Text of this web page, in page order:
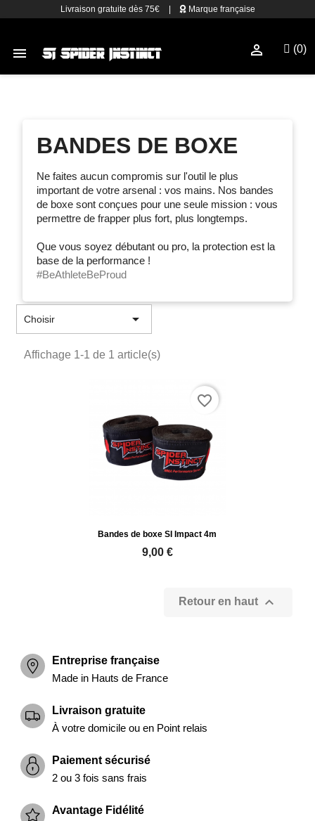
Livraison gratuite dès 75€ Marque française
 (0)

BANDES DE BOXE
Ne faites aucun compromis sur l'outil le plus
important de votre arsenal : vos mains. Nos bandes
de boxe sont conçues pour une seule mission : vous
permettre de frapper plus fort, plus longtemps.
Que vous soyez débutant ou pro, la protection est la
base de la performance !
#BeAthleteBeProud
Choisir 
Affichage 1-1 de 1 article(s)
Bandes de boxe SI Impact 4m
9,00 €
favorite_border
Retour en haut 
Entreprise française
Made in Hauts de France
Livraison gratuite
À votre domicile ou en Point relais
Paiement sécurisé
2 ou 3 fois sans frais
Avantage Fidélité